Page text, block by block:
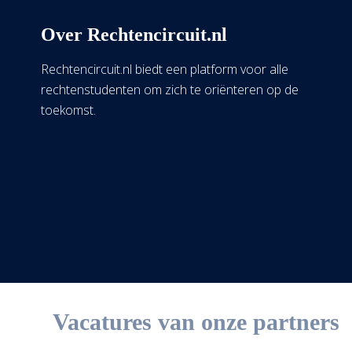
Over Rechtencircuit.nl
Rechtencircuit.nl biedt een platform voor alle
rechtenstudenten om zich te oriënteren op de
toekomst.
Vacatures van onze partners